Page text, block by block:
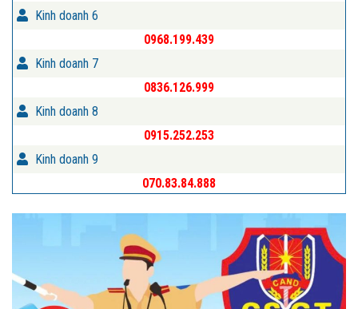
Kinh doanh 6
0968.199.439
Kinh doanh 7
0836.126.999
Kinh doanh 8
0915.252.253
Kinh doanh 9
070.83.84.888